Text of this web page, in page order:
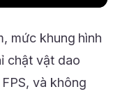
mức khung hình
chật vật dao
và không